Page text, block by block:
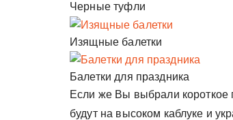
Черные туфли
Изящные балетки
Балетки для праздника
Если же Вы выбрали короткое
будут на высоком каблуке и